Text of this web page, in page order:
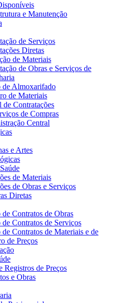
e Manutenção
de Serviços
Diretas
de Materiais
de Obras e Serviços de
de Almoxarifado
de Materiais
de Contratações
de Compras
Central
e Artes
de Materiais
de Obras e Serviços
Diretas
de Contratos de Obras
de Contratos de Serviços
de Contratos de Materiais e de
de Preços
Registros de Preços
e Obras